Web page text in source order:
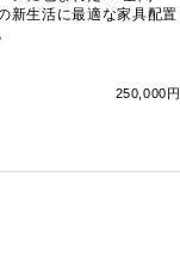
新生活に最適な家具配置
250,000円